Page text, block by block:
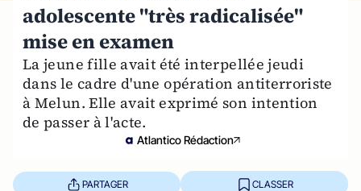
adolescente "très radicalisée"
mise en examen
La jeune fille avait été interpellée jeudi
dans le cadre d'une opération antiterroriste
à Melun. Elle avait exprimé son intention
de passer à l'acte.
Atlantico Rédaction
PARTAGER CLASSER